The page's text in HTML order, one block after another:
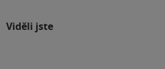
Viděli jste